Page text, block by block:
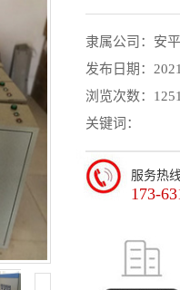
隶属公司：安
发布日期：
浏览次数：
关键词：
服务热
173-